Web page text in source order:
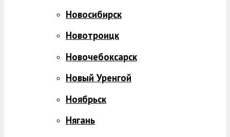
Новосибирск
Новотроицк
Новочебоксарск
Новый Уренгой
Ноябрьск
Нягань